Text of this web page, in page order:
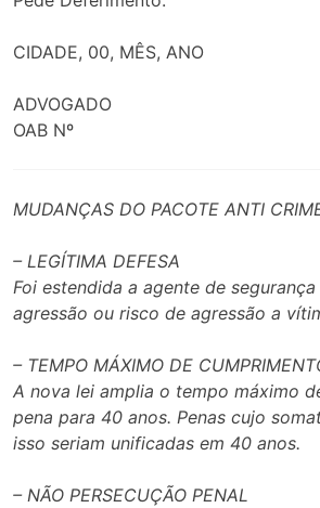
CIDADE, 00, MÊS, ANO
ADVOGADO
OAB Nº
MUDANÇAS DO PACOTE ANTI
– LEGÍTIMA DEFESA
Foi estendida a agente de
agressão ou risco de agressão a
– TEMPO MÁXIMO DE
A nova lei amplia o tempo máximo
pena para 40 anos. Penas cujo
isso seriam unificadas em 40 anos.
– NÃO PERSECUÇÃO PENAL